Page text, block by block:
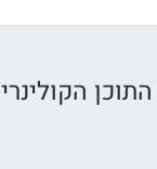
הקולינרי